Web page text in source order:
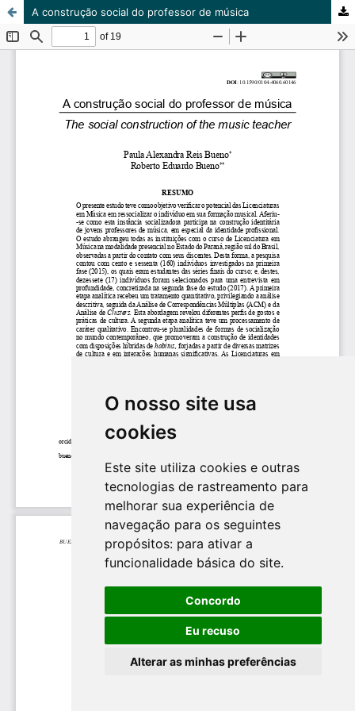
O nosso site usa
cookies
Este site utiliza cookies e outras
tecnologias de rastreamento para
melhorar sua experiência de
navegação para os seguintes
propósitos: para ativar a
funcionalidade básica do site.
Concordo
Eu recuso
Alterar as minhas preferências
A construção social do professor de música